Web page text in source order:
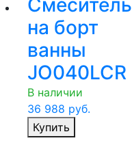
на борт
ванны
JO040LCR
В наличии
36 988 руб.
Купить